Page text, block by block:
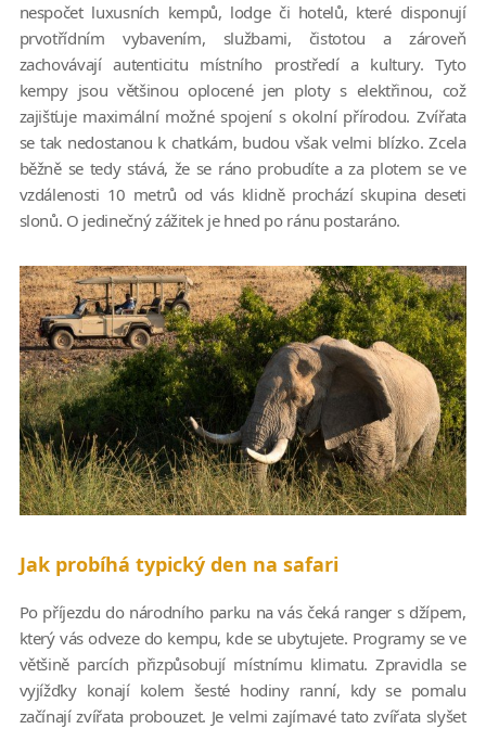
nespočet luxusních kempů, lodge či hotelů, které disponují
prvotřídním vybavením, službami, čistotou a zároveň
zachovávají autenticitu místního prostředí a kultury. Tyto
kempy jsou většinou oplocené jen ploty s elektřinou, což
zajišťuje maximální možné spojení s okolní přírodou. Zvířata
se tak nedostanou k chatkám, budou však velmi blízko. Zcela
běžně se tedy stává, že se ráno probudíte a za plotem se ve
vzdálenosti 10 metrů od vás klidně prochází skupina deseti
slonů. O jedinečný zážitek je hned po ránu postaráno.
Jak probíhá typický den na safari
Po příjezdu do národního parku na vás čeká ranger s džípem,
který vás odveze do kempu, kde se ubytujete. Programy se ve
většině parcích přizpůsobují místnímu klimatu. Zpravidla se
vyjížďky konají kolem šesté hodiny ranní, kdy se pomalu
začínají zvířata probouzet. Je velmi zajímavé tato zvířata slyšet